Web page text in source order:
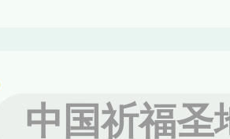
观音寺，梵宇院舍
逢周末的下午过来
中国祈福圣